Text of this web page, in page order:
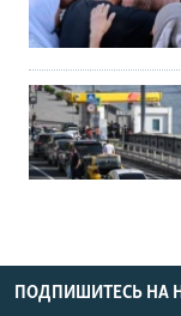
ПОДПИШИТЕСЬ НА